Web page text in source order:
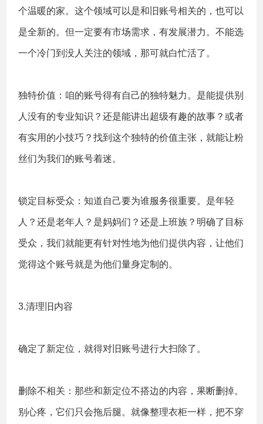
个温暖的家。这个领域可以是和旧账号相关的，也可以
是全新的。但一定要有市场需求，有发展潜力。不能选
一个冷门到没人关注的领域，那可就白忙活了。
独特价值：咱的账号得有自己的独特魅力。是能提供别
人没有的专业知识？还是能讲出超级有趣的故事？或者
有实用的小技巧？找到这个独特的价值主张，就能让粉
丝们为我们的账号着迷。
锁定目标受众：知道自己要为谁服务很重要。是年轻
人？还是老年人？是妈妈们？还是上班族？明确了目标
受众，我们就能更有针对性地为他们提供内容，让他们
觉得这个账号就是为他们量身定制的。
3.清理旧内容
确定了新定位，就得对旧账号进行大扫除了。
删除不相关：那些和新定位不搭边的内容，果断删掉。
别心疼，它们只会拖后腿。就像整理衣柜一样，把不穿